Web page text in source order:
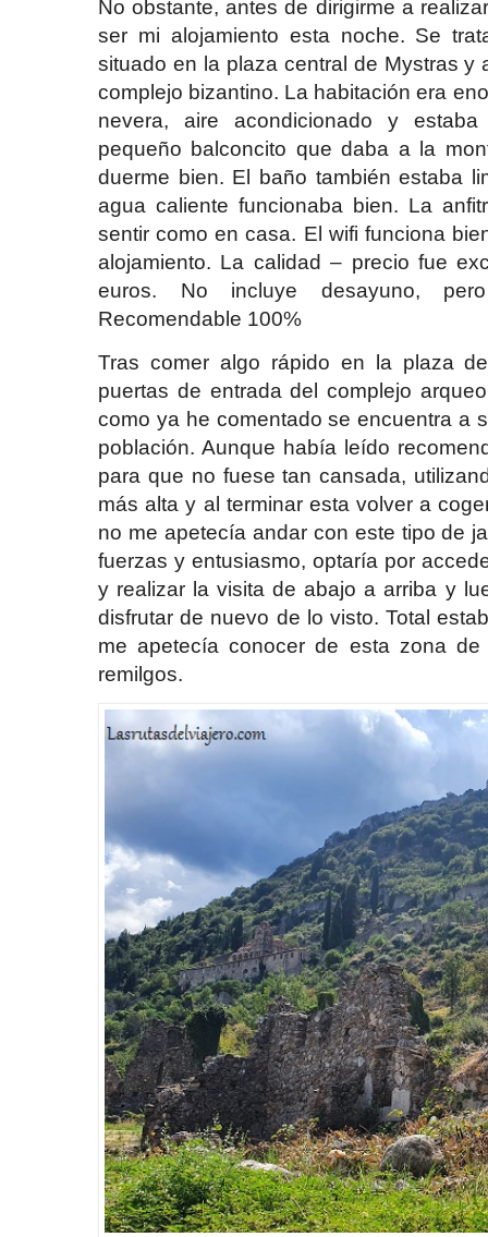
No obstante, antes de dirigirme a
ser mi alojamiento esta noche. Se
situado en la plaza central de Mystras
complejo bizantino. La habitación era
nevera, aire acondicionado y
pequeño balconcito que daba a la
duerme bien. El baño también estaba
agua caliente funcionaba bien. La
sentir como en casa. El wifi funciona
alojamiento. La calidad – precio fue
euros. No incluye desayuno,
Recomendable 100%
Tras comer algo rápido en la plaza
puertas de entrada del complejo
como ya he comentado se encuentra a
población. Aunque había leído
para que no fuese tan cansada,
más alta y al terminar esta volver a
no me apetecía andar con este tipo de
fuerzas y entusiasmo, optaría por
y realizar la visita de abajo a arriba y
disfrutar de nuevo de lo visto. Total
me apetecía conocer de esta zona
remilgos.